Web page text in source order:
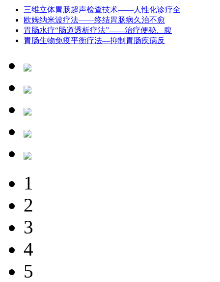
三维立体胃肠超声检查技术——人性化诊疗全
欧姆纳米波疗法——终结胃肠病久治不愈
胃肠水疗“肠道透析疗法”——治疗便秘、腹
胃肠生物免疫平衡疗法—抑制胃肠疾病反
1
2
3
4
5